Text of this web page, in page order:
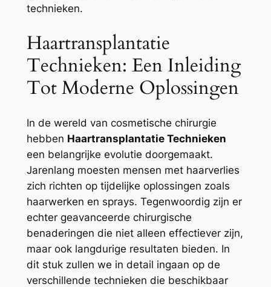
technieken.
Haartransplantatie
Technieken: Een Inleiding
Tot Moderne Oplossingen
In de wereld van cosmetische chirurgie
hebben Haartransplantatie Technieken
een belangrijke evolutie doorgemaakt.
Jarenlang moesten mensen met haarverlies
zich richten op tijdelijke oplossingen zoals
haarwerken en sprays. Tegenwoordig zijn er
echter geavanceerde chirurgische
benaderingen die niet alleen effectiever zijn,
maar ook langdurige resultaten bieden. In
dit stuk zullen we in detail ingaan op de
verschillende technieken die beschikbaar